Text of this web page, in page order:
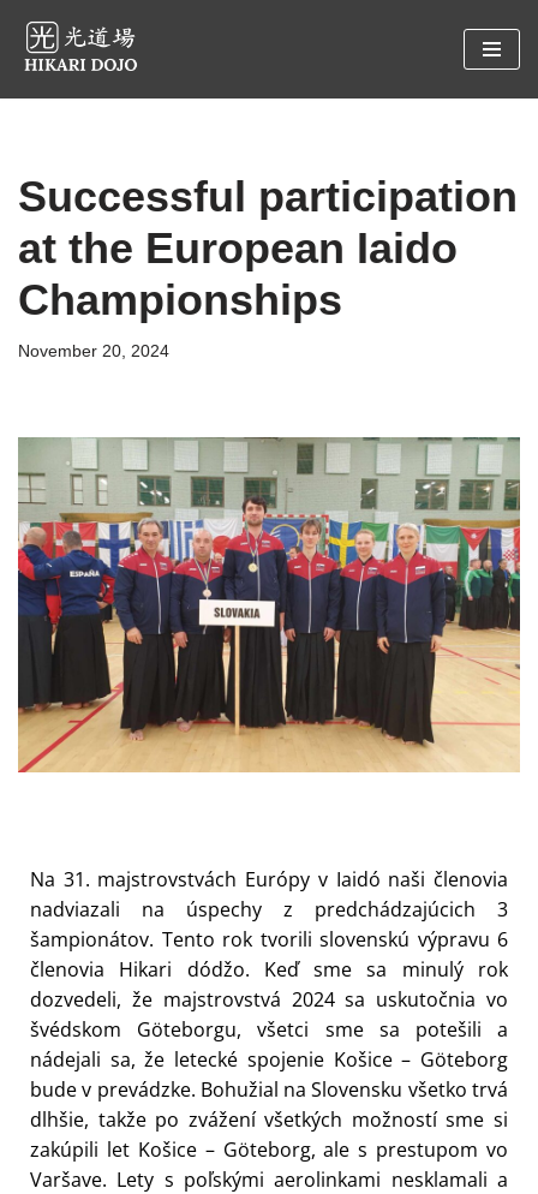
Preskočiť
na
Successful participation
at the European Iaido
Championships
November 20, 2024
Na 31. majstrovstvách Európy v Iaidó naši členovia
nadviazali na úspechy z predchádzajúcich 3
šampionátov. Tento rok tvorili slovenskú výpravu 6
členovia Hikari dódžo. Keď sme sa minulý rok
dozvedeli, že majstrovstvá 2024 sa uskutočnia vo
švédskom Göteborgu, všetci sme sa potešili a
nádejali sa, že letecké spojenie Košice – Göteborg
bude v prevádzke. Bohužial na Slovensku všetko trvá
dlhšie, takže po zvážení všetkých možností sme si
zakúpili let Košice – Göteborg, ale s prestupom vo
Varšave. Lety s poľskými aerolinkami nesklamali a